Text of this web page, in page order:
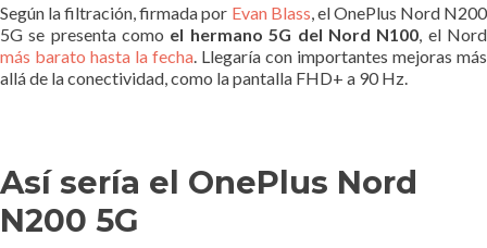
Según la filtración, firmada por Evan Blass, el OnePlus Nord N200
5G se presenta como el hermano 5G del Nord N100, el Nord
más barato hasta la fecha. Llegaría con importantes mejoras más
allá de la conectividad, como la pantalla FHD+ a 90 Hz.
Así sería el OnePlus Nord
N200 5G